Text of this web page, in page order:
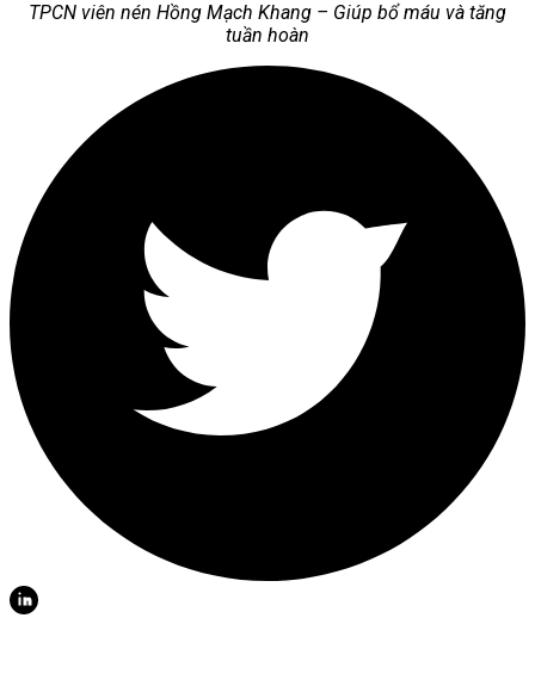
TPCN viên nén Hồng Mạch Khang – Giúp bổ máu và tăng
tuần hoàn